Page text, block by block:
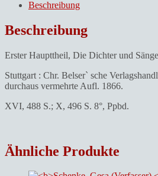
Beschreibung
Beschreibung
Erster Haupttheil, Die Dichter und
Stuttgart : Chr. Belser` sche
durchaus vermehrte Aufl. 1866.
XVI, 488 S.; X, 496 S. 8°, Ppbd.
Ähnliche Produkte